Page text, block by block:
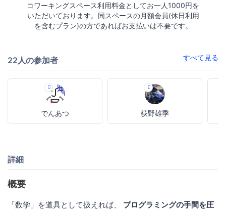
コワーキングスペース利用料金としてお一人1000円を
いただいております。同スペースの月額会員(休日利用
を含むプラン)の方であればお支払いは不要です。
22人の参加者 すべて見る
でんあつ 荻野雄季
詳細
概要
「数学」を道具として扱えれば、 プログラミングの手間を圧